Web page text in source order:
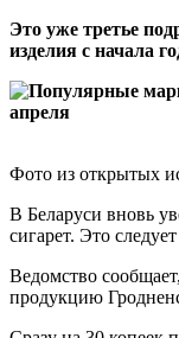
Это уже третье
изделия с начала
Фото из открытых
В Беларуси вновь
сигарет. Это
Ведомство
продукцию